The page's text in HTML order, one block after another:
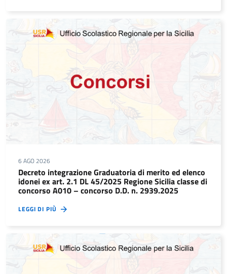
6 AGO 2026
Decreto integrazione Graduatoria di merito ed elenco
idonei ex art. 2.1 DL 45/2025 Regione Sicilia classe di
concorso A010 – concorso D.D. n. 2939.2025
LEGGI DI PIÙ